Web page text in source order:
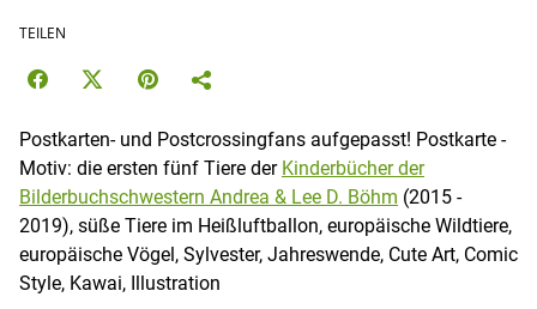
TEILEN
Postkarten- und Postcrossingfans aufgepasst! Postkarte -
Motiv: die ersten fünf Tiere der Kinderbücher der
Bilderbuchschwestern Andrea & Lee D. Böhm (2015 -
2019), süße Tiere im Heißluftballon, europäische Wildtiere,
europäische Vögel, Sylvester, Jahreswende, Cute Art, Comic
Style, Kawai, Illustration